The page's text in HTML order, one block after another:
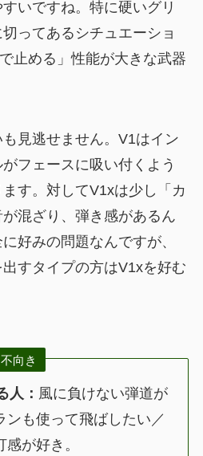
いですね。特に硬いグリ
ってあるシチュエーショ
止める」性能が大きな武器
見逃せません。V1はイン
フェースに吸い付くよう
す。対してV1xは少し「カ
混ざり、弾き感があるん
好みの問題なんですが、
すタイプの方はV1xを好む
向き
人： 風に負けない弾道が
ンも使って飛ばしたい／
が好き。